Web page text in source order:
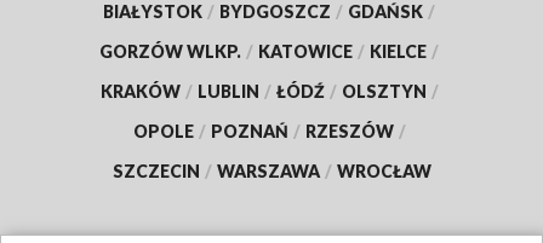
BIAŁYSTOK / BYDGOSZCZ / GDAŃSK /
GORZÓW WLKP. / KATOWICE / KIELCE /
KRAKÓW / LUBLIN / ŁÓDŹ / OLSZTYN /
OPOLE / POZNAŃ / RZESZÓW /
SZCZECIN / WARSZAWA / WROCŁAW